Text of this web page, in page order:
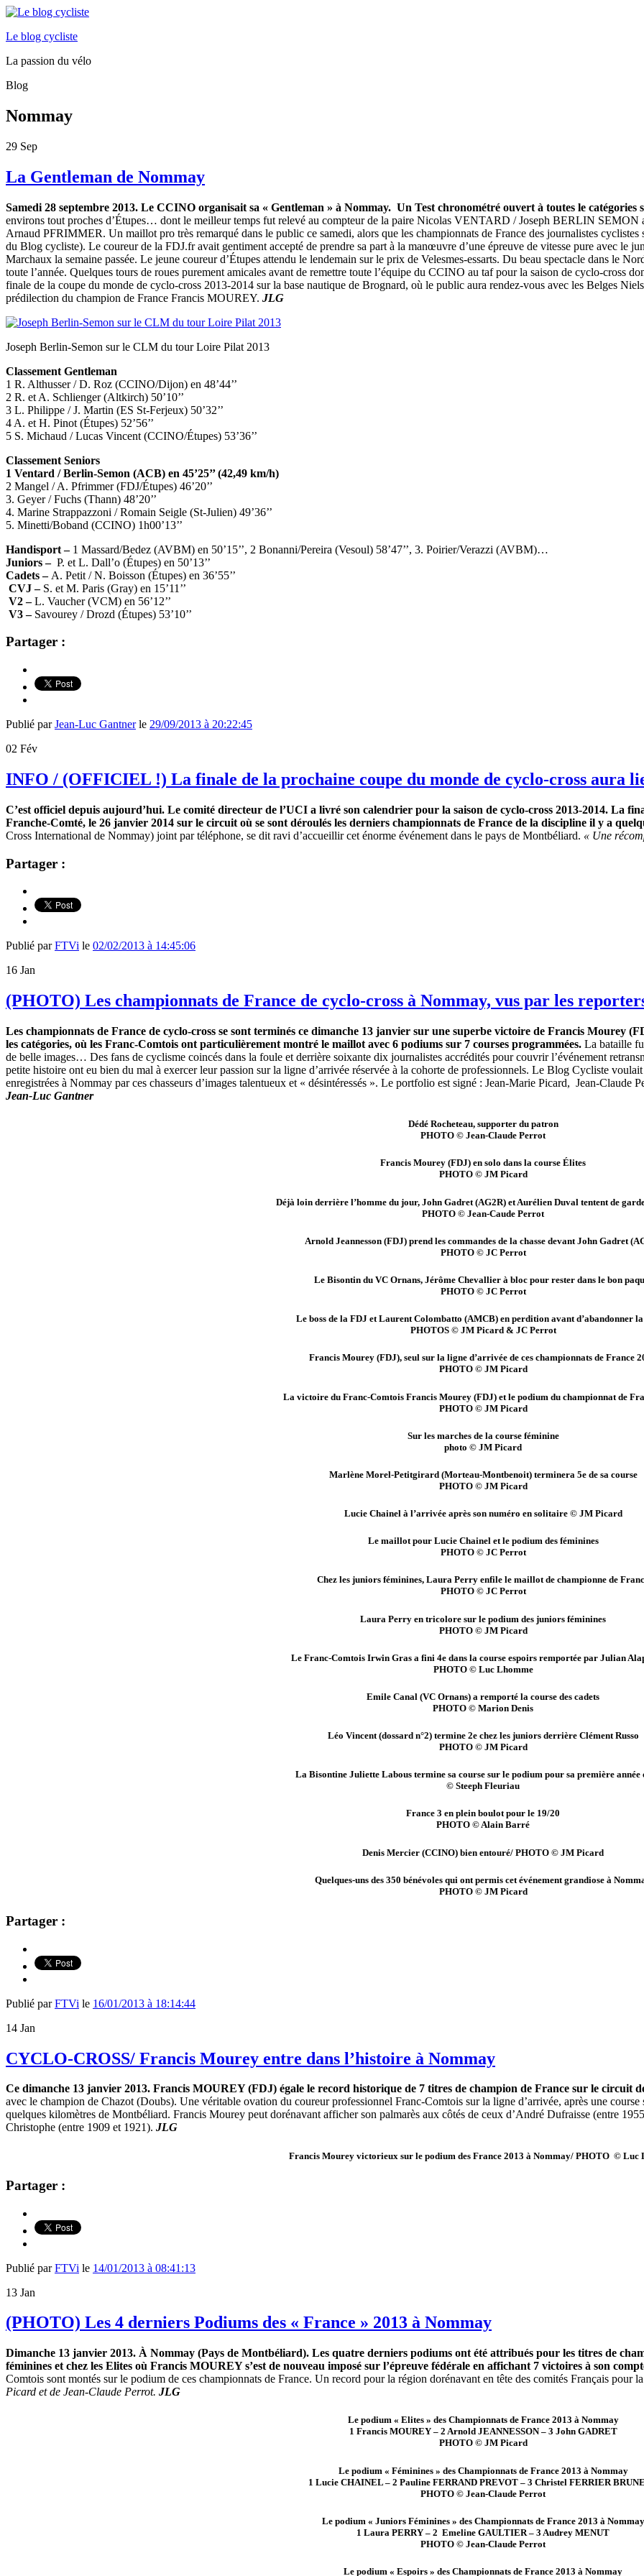
Le blog cycliste
La passion du vélo
Blog
Nommay
29 Sep
La Gentleman de Nommay
Samedi 28 septembre 2013. Le CCINO organisait sa « Gentleman » à Nommay. Un Test chronométré ouvert à toutes le catégories
environs tout proches d’Étupes… dont le meilleur temps fut relevé au compteur de la paire Nicolas VENTARD / Joseph BERLIN SEMON
Arnaud PFRIMMER. Un maillot pro très remarqué dans le public ce samedi, alors que les championnats de France des journalistes
du Blog cycliste). Le coureur de la FDJ.fr avait gentiment accepté de prendre sa part à la manœuvre d’une épreuve de vitesse pure avec le
Marchaux la semaine passée. Le jeune coureur d’Étupes attendu le lendemain sur le prix de Velesmes-essarts. Du beau spectacle dans le
toute l’année. Quelques tours de roues purement amicales avant de remettre toute l’équipe du CCINO au taf pour la saison de cyclo-cross
finale de la coupe du monde de cyclo-cross 2013-2014 sur la base nautique de Brognard, où le public aura rendez-vous avec les Belges
prédilection du champion de France Francis MOUREY. JLG
Joseph Berlin-Semon sur le CLM du tour Loire Pilat 2013
Classement Gentleman
1 R. Althusser / D. Roz (CCINO/Dijon) en 48’44’’
2 R. et A. Schlienger (Altkirch) 50’10’’
3 L. Philippe / J. Martin (ES St-Ferjeux) 50’32’’
4 A. et H. Pinot (Étupes) 52’56’’
5 S. Michaud / Lucas Vincent (CCINO/Étupes) 53’36’’
Classement Seniors
1 Ventard / Berlin-Semon (ACB) en 45’25’’ (42,49 km/h)
2 Mangel / A. Pfrimmer (FDJ/Étupes) 46’20’’
3. Geyer / Fuchs (Thann) 48’20’’
4. Marine Strappazzoni / Romain Seigle (St-Julien) 49’36’’
5. Minetti/Boband (CCINO) 1h00’13’’
Handisport – 1 Massard/Bedez (AVBM) en 50’15’’, 2 Bonanni/Pereira (Vesoul) 58’47’’, 3. Poirier/Verazzi (AVBM)…
Juniors – P. et L. Dall’o (Étupes) en 50’13’’
Cadets – A. Petit / N. Boisson (Étupes) en 36’55’’
CVJ – S. et M. Paris (Gray) en 15’11’’
V2 –L. Vaucher (VCM) en 56’12’’
V3 – Savourey / Drozd (Étupes) 53’10’’
Partager :
Publié parJean-Luc Gantnerle 29/09/2013 à 20:22:45
02 Fév
INFO / (OFFICIEL !) La finale de la prochaine coupe du monde de cyclo-cross aura
C’est officiel depuis aujourd’hui. Le comité directeur de l’UCI a livré son calendrier pour la saison de cyclo-cross 2013-2014. La
Franche-Comté, le 26 janvier 2014 sur le circuit où se sont déroulés les derniers championnats de France de la discipline il y a
Cross International de Nommay) joint par téléphone, se dit ravi d’accueillir cet énorme événement dans le pays de Montbéliard. « Une
Partager :
Publié parFTVi le 02/02/2013 à 14:45:06
16 Jan
(PHOTO) Les championnats de France de cyclo-cross à Nommay, vus par les
Les championnats de France de cyclo-cross se sont terminés ce dimanche 13 janvier sur une superbe victoire de Francis Mourey
les catégories, où les Franc-Comtois ont particulièrement montré le maillot avec 6 podiums sur 7 courses programmées. La bataille
de belle images… Des fans de cyclisme coincés dans la foule et derrière soixante dix journalistes accrédités pour couvrir l’événement
petite histoire ont eu bien du mal à exercer leur passion sur la ligne d’arrivée réservée à la cohorte de professionnels. Le Blog Cycliste
enregistrées à Nommay par ces chasseurs d’images talentueux et « désintéressés ». Le portfolio est signé : Jean-Marie Picard, Jean-
Jean-Luc Gantner
Dédé Rocheteau, supporter du patron
PHOTO © Jean-Claude Perrot
Francis Mourey (FDJ) en solo dans la course Élites
PHOTO © JM Picard
Déjà loin derrière l’homme du jour, John Gadret (AG2R) et Aurélien Duval tentent de
PHOTO © Jean-Caude Perrot
Arnold Jeannesson (FDJ) prend les commandes de la chasse devant John Gadret
PHOTO © JC Perrot
Le Bisontin du VC Ornans, Jérôme Chevallier à bloc pour rester dans le bon
PHOTO © JC Perrot
Le boss de la FDJ et Laurent Colombatto (AMCB) en perdition avant d’abandonner
PHOTOS © JM Picard & JC Perrot
Francis Mourey (FDJ), seul sur la ligne d’arrivée de ces championnats de France
PHOTO © JM Picard
La victoire du Franc-Comtois Francis Mourey (FDJ) et le podium du championnat de
PHOTO © JM Picard
Sur les marches de la course féminine
photo © JM Picard
Marlène Morel-Petitgirard (Morteau-Montbenoit) terminera 5e de sa course
PHOTO © JM Picard
Lucie Chainel à l’arrivée après son numéro en solitaire © JM Picard
Le maillot pour Lucie Chainel et le podium des féminines
PHOTO © JC Perrot
Chez les juniors féminines, Laura Perry enfile le maillot de championne de
PHOTO © JC Perrot
Laura Perry en tricolore sur le podium des juniors féminines
PHOTO © JM Picard
Le Franc-Comtois Irwin Gras a fini 4e dans la course espoirs remportée par Julian
PHOTO © Luc Lhomme
Emile Canal (VC Ornans) a remporté la course des cadets
PHOTO © Marion Denis
Léo Vincent (dossard n°2) termine 2e chez les juniors derrière Clément Russo
PHOTO © JM Picard
La Bisontine Juliette Labous termine sa course sur le podium pour sa première année
© Steeph Fleuriau
France 3 en plein boulot pour le 19/20
PHOTO © Alain Barré
Denis Mercier (CCINO) bien entouré/ PHOTO © JM Picard
Quelques-uns des 350 bénévoles qui ont permis cet événement grandiose à
PHOTO © JM Picard
Partager :
Publié parFTVi le 16/01/2013 à 18:14:44
14 Jan
CYCLO-CROSS/ Francis Mourey entre dans l’histoire à Nommay
Ce dimanche 13 janvier 2013. Francis MOUREY (FDJ) égale le record historique de 7 titres de champion de France sur le circuit
avec le champion de Chazot (Doubs). Une véritable ovation du coureur professionnel Franc-Comtois sur la ligne d’arrivée, après une
quelques kilomètres de Montbéliard. Francis Mourey peut dorénavant afficher son palmarès aux côtés de ceux d’André Dufraisse (entre
Christophe (entre 1909 et 1921). JLG
Francis Mourey victorieux sur le podium des France 2013 à Nommay/ PHOTO © Luc
Partager :
Publié parFTVi le 14/01/2013 à 08:41:13
13 Jan
(PHOTO) Les 4 derniers Podiums des « France » 2013 à Nommay
Dimanche 13 janvier 2013. À Nommay (Pays de Montbéliard). Les quatre derniers podiums ont été attribués pour les titres de
féminines et chez les Elites où Francis MOUREY s’est de nouveau imposé sur l’épreuve fédérale en affichant 7 victoires à son
Comtois sont montés sur le podium de ces championnats de France. Un record pour la région dorénavant en tête des comités Français pour
Picard et de Jean-Claude Perrot. JLG
Le podium « Elites » des Championnats de France 2013 à Nommay
1 Francis MOUREY – 2 Arnold JEANNESSON – 3 John GADRET
PHOTO © JM Picard
Le podium « Féminines » des Championnats de France 2013 à Nommay
1 Lucie CHAINEL – 2 Pauline FERRAND PREVOT – 3 Christel FERRIER
PHOTO © Jean-Claude Perrot
Le podium « Juniors Féminines » des Championnats de France 2013 à Nommay
1 Laura PERRY – 2 Emeline GAULTIER – 3 Audrey MENUT
PHOTO © Jean-Claude Perrot
Le podium « Espoirs » des Championnats de France 2013 à Nommay